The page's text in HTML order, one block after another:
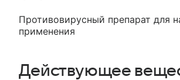
Противовирусный препарат для
применения
Действующее